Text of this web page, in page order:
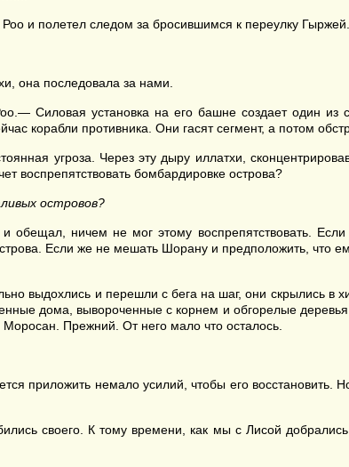
и полетел следом за бросившимся к переулку Гыржей.
она последовала за нами.
Силовая установка на его башне создает один из
корабли противника. Они гасят сегмент, а потом
угроза. Через эту дыру иллатхи,
воспрепятствовать бомбардировке острова?
островов?
ничем не мог этому воспрепятствовать. Если
Если же не мешать Шорану и предположить, что
выдохлись и перешли с бега на шаг, они скрылись в
дома, вывороченные с корнем и обгорелые
Прежний. От него мало что осталось.
приложить немало усилий, чтобы его
своего. К тому времени, как мы с Лисой